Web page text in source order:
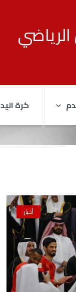
كرة اليد
أخبار